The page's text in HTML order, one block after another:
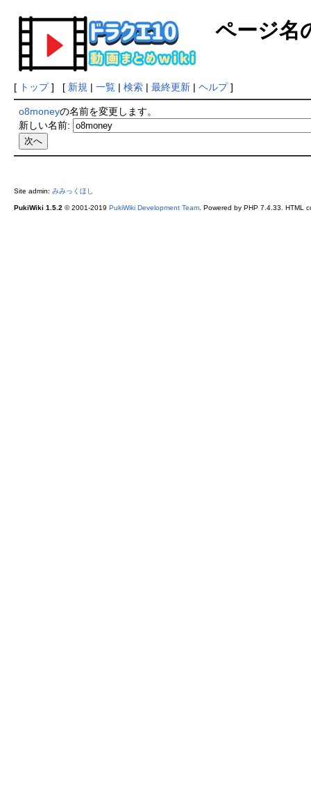
ページ名
[ トップ] [ 新規 | 一覧| 検索| 最終更新| ヘルプ]
o8moneyの名前を変更します。
新しい名前:
Site admin: みみっくほし
PukiWiki 1.5.2 © 2001-2019 PukiWiki Development Team. Powered by PHP 7.4.33. HTML